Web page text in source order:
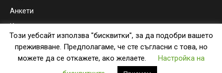
Анкети
Контакти
Copyright © botevgrad.news | New Media Info Ltd
Този уебсайт използва "бисквитки", за да подобри вашето
преживяване. Предполагаме, че сте съгласни с това, но
можете да се откажете, ако желаете.
Настройка на